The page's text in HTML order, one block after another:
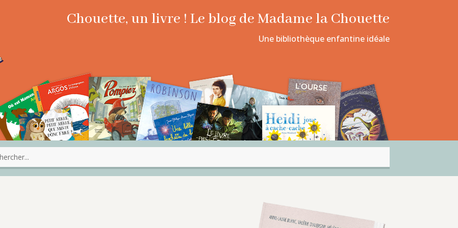
Chouette, un livre ! Le blog de Madame la Chouette
Une bibliothèque enfantine idéale